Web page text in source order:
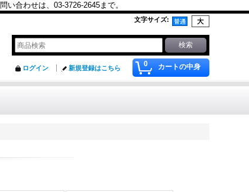
合わせは、03-3726-2645まで。
文字サイズ:
0 カートの中身
ログイン 新規登録はこちら